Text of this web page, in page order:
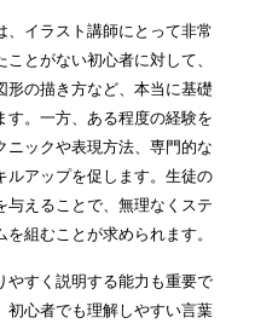
、イラスト講師にとって非常
とがない初心者に対して、
形の描き方など、本当に基礎
す。一方、ある程度の経験を
ニックや表現方法、専門的な
ルアップを促します。生徒の
与えることで、無理なくステ
組むことが求められます。
やすく説明する能力も重要で
初心者でも理解しやすい言葉